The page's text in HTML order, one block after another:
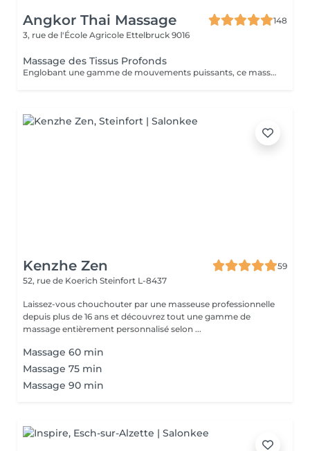
Angkor Thai Massage
148
3, rue de l'École Agricole Ettelbruck 9016
Massage des Tissus Profonds
Englobant une gamme de mouvements puissants, ce massage revigorant combine un massage suédois classique avec des techniques de compression et de points de déclenchement pour réduire la douleur. Réchauffant le corps, il stimule les muscles des cuisses, des épaules, des bras et du dos. Idéal pour les sportifs et les personnes souffrant de tensions
Kenzhe Zen
59
52, rue de Koerich Steinfort L-8437
Laissez-vous chouchouter par une masseuse professionnelle
depuis plus de 16 ans et découvrez tout une gamme de
massage entièrement personnalisé selon ...
Massage 60 min
Massage 75 min
Massage 90 min